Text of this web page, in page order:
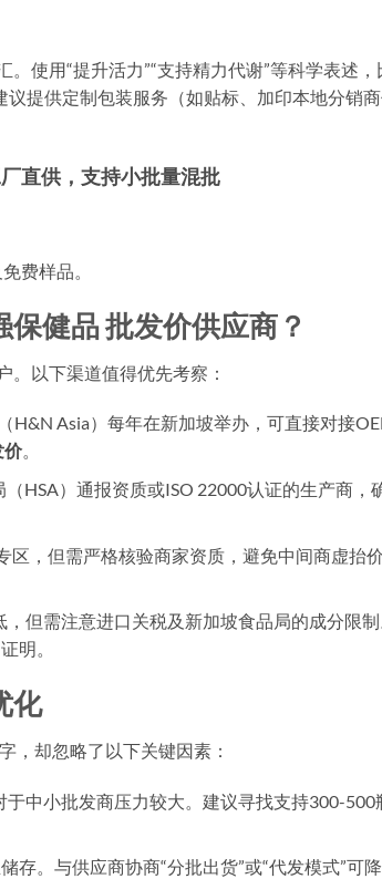
使用“提升活力”“支持精力代谢”等科学表述，
提供定制包装服务（如贴标、加印本地分销
直供，支持小批量混批
费样品。
健品 批发价供应商？
以下渠道值得优先考察：
H&N Asia）每年在新加坡举办，可直接对接
价。
HSA）通报资质或ISO 22000认证的生产商，
区，但需严格核验商家资质，避免中间商虚抬
，但需注意进口关税及新加坡食品局的成分限
明。
化
，却忽略了以下关键因素：
于中小批发商压力较大。建议寻找支持300-500
存。与供应商协商“分批出货”或“代发模式”可